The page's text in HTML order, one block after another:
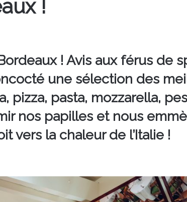
!
! Avis aux férus de
une sélection des
pizza, pasta, mozzarella,
nos papilles et nous
vers la chaleur de l’Italie !